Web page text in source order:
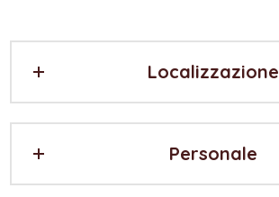
Localizzazione
Personale